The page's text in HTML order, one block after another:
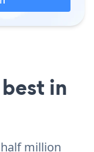
in
half million